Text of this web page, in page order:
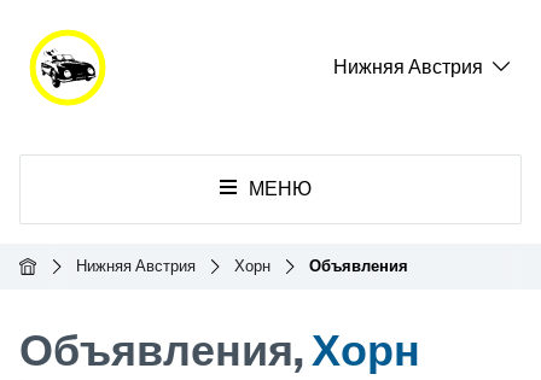
Нижняя Австрия
МЕНЮ
ГлавнаяНижняя Австрия Хорн Объявления
Объявления,Хорн